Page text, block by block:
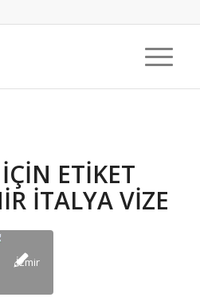
ETIKET
İTALYA VIZE